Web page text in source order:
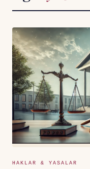
HAKLAR & YASALAR